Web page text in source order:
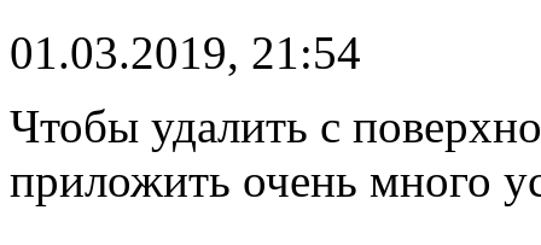
01.03.2019, 21:54
Чтобы удалить с
приложить очень много